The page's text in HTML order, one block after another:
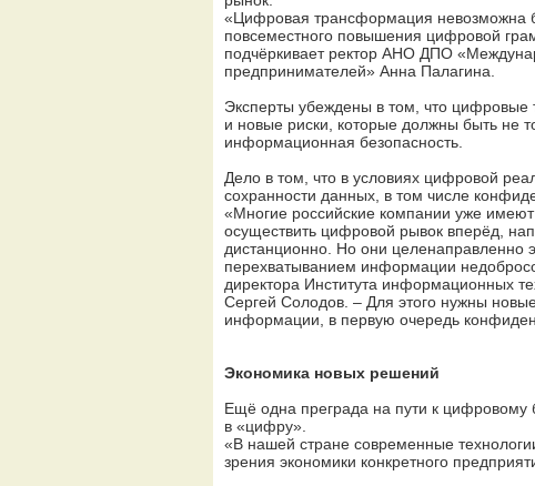
«Цифровая трансформация невозможна
повсеместного повышения цифровой
подчёркивает ректор АНО ДПО
предпринимателей» Анна Палагина.
Эксперты убеждены в том, что цифровые
и новые риски, которые должны быть не
информационная безопасность.
Дело в том, что в условиях цифровой
сохранности данных, в том числе
«Многие российские компании уже
осуществить цифровой рывок вперёд,
дистанционно. Но они целенаправленно
перехватыванием информации
директора Института информационных
Сергей Солодов. – Для этого нужны
информации, в первую очередь
Экономика новых решений
Ещё одна преграда на пути к цифровому
в «цифру».
«В нашей стране современные
зрения экономики конкретного